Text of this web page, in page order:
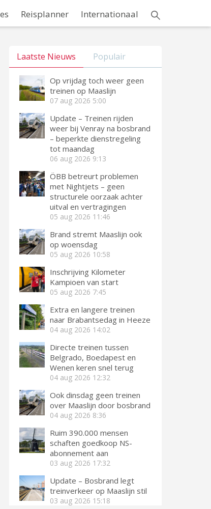
Reisplanner Internationaal
Laatste Nieuws Populair
Op vrijdag toch weer geen
treinen op Maaslijn
07 aug 2026 5:00
Update – Treinen rijden
weer bij Venray na bosbrand
– beperkte dienstregeling
tot maandag
06 aug 2026 9:13
ÖBB betreurt problemen
met Nightjets – geen
structurele oorzaak achter
uitval en vertragingen
05 aug 2026 11:46
Brand stremt Maaslijn ook
op woensdag
05 aug 2026 10:58
Inschrijving Kilometer
Kampioen van start
05 aug 2026 7:45
Extra en langere treinen
naar Brabantsedag in Heeze
04 aug 2026 14:02
Directe treinen tussen
Belgrado, Boedapest en
Wenen keren snel terug
04 aug 2026 12:32
Ook dinsdag geen treinen
over Maaslijn door bosbrand
04 aug 2026 8:36
Ruim 390.000 mensen
schaften goedkoop NS-
abonnement aan
03 aug 2026 17:32
Update – Bosbrand legt
treinverkeer op Maaslijn stil
03 aug 2026 15:18